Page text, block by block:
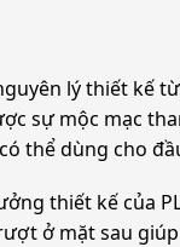
lý thiết kế
sự mộc mạc
thể dùng cho
thiết kế của
ở mặt sau